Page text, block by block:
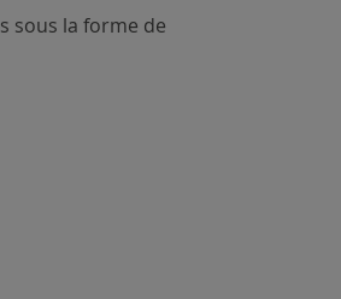
sous la forme de